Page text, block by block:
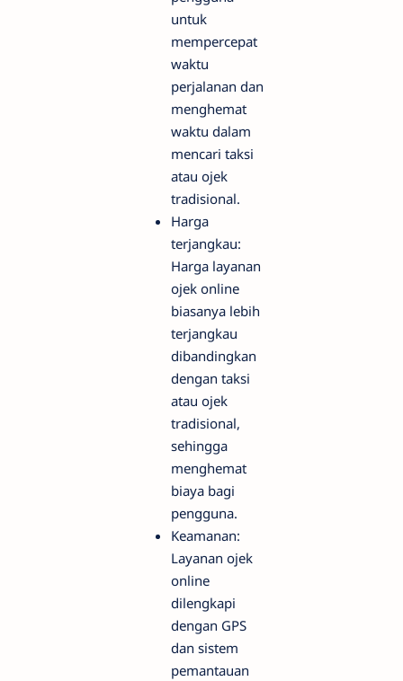
untuk
mempercepat
waktu
perjalanan dan
menghemat
waktu dalam
mencari taksi
atau ojek
tradisional.
Harga
terjangkau:
Harga layanan
ojek online
biasanya lebih
terjangkau
dibandingkan
dengan taksi
atau ojek
tradisional,
sehingga
menghemat
biaya bagi
pengguna.
Keamanan:
Layanan ojek
online
dilengkapi
dengan GPS
dan sistem
pemantauan